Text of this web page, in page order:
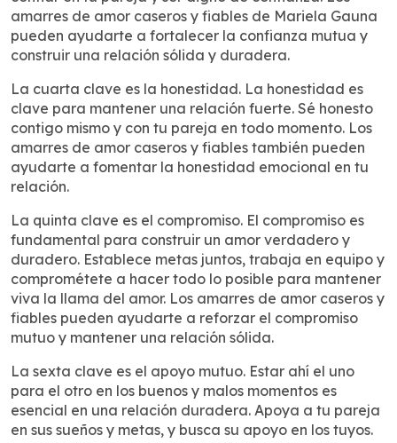
amarres de amor caseros y fiables de Mariela Gauna
pueden ayudarte a fortalecer la confianza mutua y
construir una relación sólida y duradera.
La cuarta clave es la honestidad. La honestidad es
clave para mantener una relación fuerte. Sé honesto
contigo mismo y con tu pareja en todo momento. Los
amarres de amor caseros y fiables también pueden
ayudarte a fomentar la honestidad emocional en tu
relación.
La quinta clave es el compromiso. El compromiso es
fundamental para construir un amor verdadero y
duradero. Establece metas juntos, trabaja en equipo y
comprométete a hacer todo lo posible para mantener
viva la llama del amor. Los amarres de amor caseros y
fiables pueden ayudarte a reforzar el compromiso
mutuo y mantener una relación sólida.
La sexta clave es el apoyo mutuo. Estar ahí el uno
para el otro en los buenos y malos momentos es
esencial en una relación duradera. Apoya a tu pareja
en sus sueños y metas, y busca su apoyo en los tuyos.